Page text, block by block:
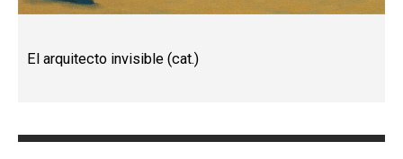
El arquitecto invisible (cat.)